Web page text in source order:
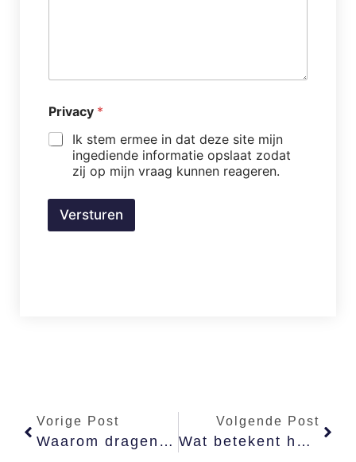
Privacy *
Ik stem ermee in dat deze site mijn
ingediende informatie opslaat zodat
zij op mijn vraag kunnen reageren.
Versturen
Vorige Post
Waarom dragen de herders het eerstgeboorterecht met zich mee?
Volgende Post
Wat betekent het stofhappen van de slang, het zalig worden van de barende vrouw en de zwetende man?